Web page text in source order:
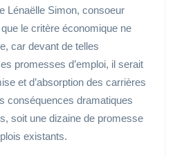
Lénaëlle Simon, consoeur
le critère économique ne
car devant de telles
promesses d’emploi, il serait
et d’absorption des carrières
conséquences dramatiques
soit une dizaine de promesse
existants.